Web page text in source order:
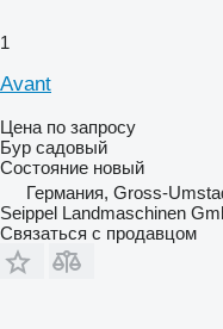
1
Avant
Цена по запросу
Бур садовый
Состояние новый
Германия, Gross-
Seippel Landmaschinen
Связаться с продавцом